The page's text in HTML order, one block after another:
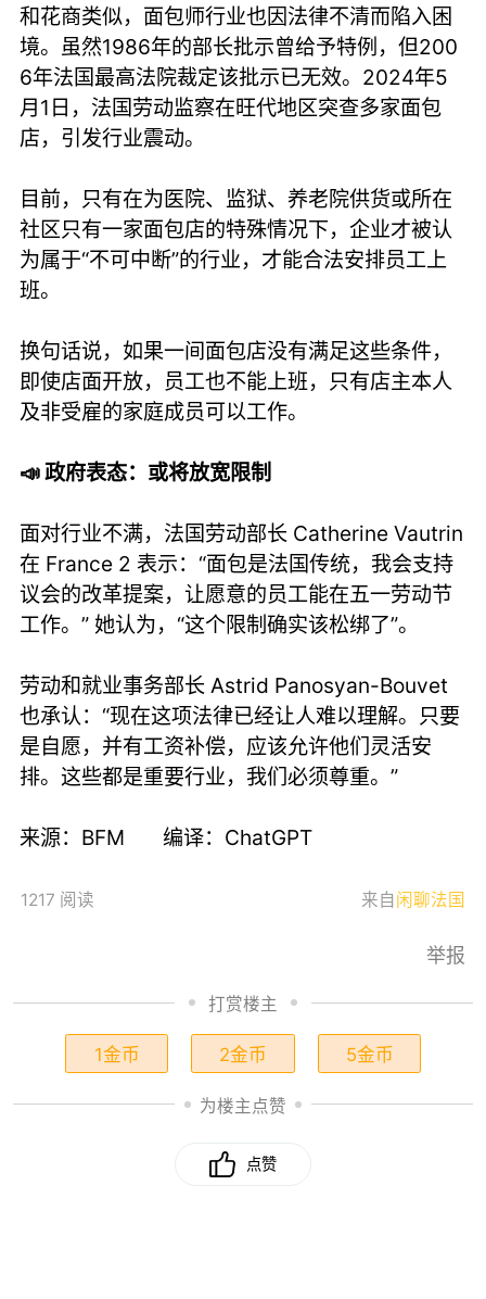
和花商类似，面包师行业也因法律不清而陷入困
境。虽然1986年的部长批示曾给予特例，但200
6年法国最高法院裁定该批示已无效。2024年5
月1日，法国劳动监察在旺代地区突查多家面包
店，引发行业震动。
目前，只有在为医院、监狱、养老院供货或所在
社区只有一家面包店的特殊情况下，企业才被认
为属于“不可中断”的行业，才能合法安排员工上
班。
换句话说，如果一间面包店没有满足这些条件，
即使店面开放，员工也不能上班，只有店主本人
及非受雇的家庭成员可以工作。
📣 政府表态：或将放宽限制
面对行业不满，法国劳动部长 Catherine Vautrin
在 France 2 表示：“面包是法国传统，我会支持
议会的改革提案，让愿意的员工能在五一劳动节
工作。” 她认为，“这个限制确实该松绑了”。
劳动和就业事务部长 Astrid Panosyan-Bouvet
也承认：“现在这项法律已经让人难以理解。只要
是自愿，并有工资补偿，应该允许他们灵活安
排。这些都是重要行业，我们必须尊重。”
来源：BFM 编译：ChatGPT
1217 阅读 来自 闲聊法国
举报
打赏楼主
1金币 2金币 5金币
为楼主点赞
点赞